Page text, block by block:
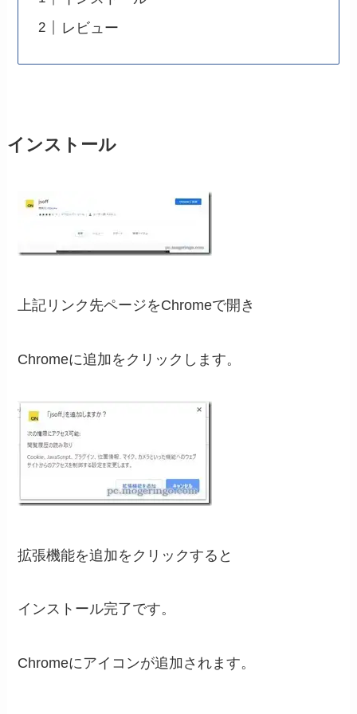
レビュー
インストール
上記リンク先ページをChromeで開き
Chromeに追加をクリックします。
拡張機能を追加をクリックすると
インストール完了です。
Chromeにアイコンが追加されます。